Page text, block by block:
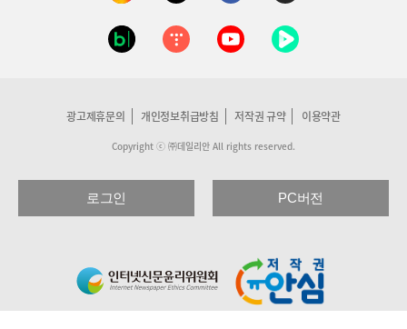
광고제휴문의 개인정보취급방침 저작권 규약 이용약관
Copyright ⓒ ㈜데일리안 All rights reserved.
로그인 PC버전